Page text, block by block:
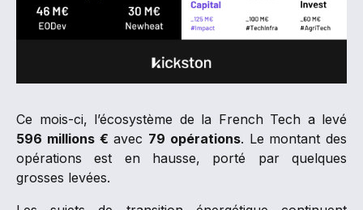
Ce mois-ci, l’écosystème de la French Tech a levé
596 millions € avec 79 opérations. Le montant des
opérations est en hausse, porté par quelques
grosses levées.